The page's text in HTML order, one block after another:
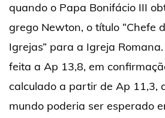
quando o Papa Bonifácio III
grego Newton, o título “Chefe
Igrejas” para a Igreja
feita a Ap 13,8, em
calculado a partir de Ap 11,3,
mundo poderia ser esperado